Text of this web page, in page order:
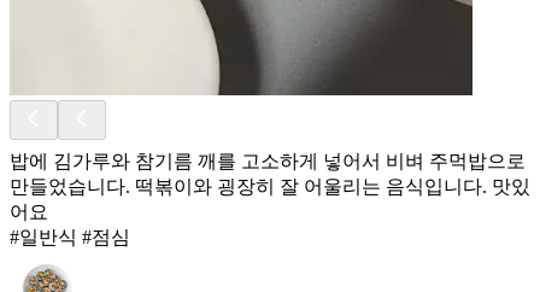
밥에 김가루와 참기름 깨를 고소하게 넣어서 비벼 주먹밥으로
만들었습니다. 떡볶이와 굉장히 잘 어울리는 음식입니다. 맛있
어요
#일반식 #점심